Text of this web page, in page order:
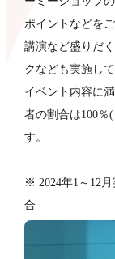
ポイントなどを
講演など盛りだ
クなども​実施して
イベント内容に
者の割合は100
す。
※ 2024年1～12
合